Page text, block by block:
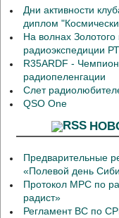
Дни активности
диплом
На волнах
радиоэкспедиции
R35ARDF -
радиопеленгации
Слет
QSO One
Предварительные
«Полевой день
Протокол МРС по
радист»
Регламент ВС по